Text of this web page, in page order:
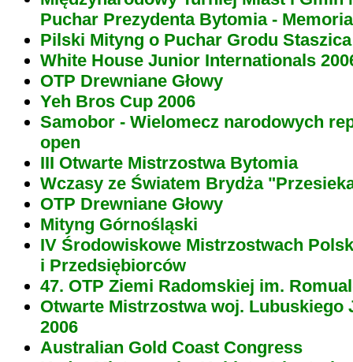
Puchar Prezydenta Bytomia -
Pilski Mityng o Puchar Grodu Staszica
White House Junior Internationals
OTP Drewniane Głowy
Yeh Bros Cup 2006
Samobor - Wielomecz narodowych
open
III Otwarte Mistrzostwa Bytomia
Wczasy ze Światem Brydża
OTP Drewniane Głowy
Mityng Górnośląski
IV Środowiskowe Mistrzostwach
i Przedsiębiorców
47. OTP Ziemi Radomskiej im.
Otwarte Mistrzostwa woj. Lubuskiego
2006
Australian Gold Coast Congress